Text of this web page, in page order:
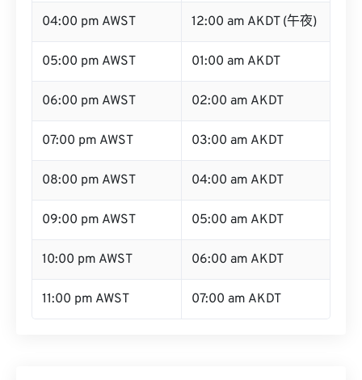
04:00 pm AWST 12:00 am AKDT (午夜)
05:00 pm AWST 01:00 am AKDT
06:00 pm AWST 02:00 am AKDT
07:00 pm AWST 03:00 am AKDT
08:00 pm AWST 04:00 am AKDT
09:00 pm AWST 05:00 am AKDT
10:00 pm AWST 06:00 am AKDT
11:00 pm AWST 07:00 am AKDT